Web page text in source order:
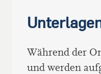
Während der
und werden